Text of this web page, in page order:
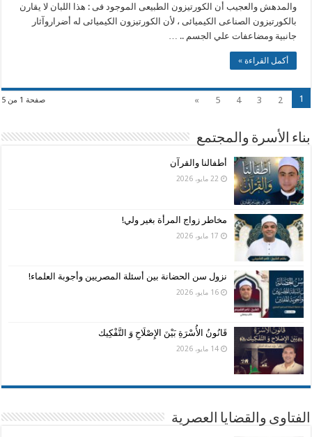
والمدهش والعجيب أن الكورتيزون الطبيعى الموجود فى : هذا اللبان لا يقارن
بالكورتيزون الصناعى الكيميائى ، لأن الكورتيزون الكيميائى له أضراروآثار
جانبية ومضاعفات علي الجسم .. …
أكمل القراءة »
صفحة 1 من 5 1
2
3
4
5
»
بناء الأسرة والمجتمع
أطفالنا والقرآن
22 مايو، 2026
مخاطر زواج المرأة بغير ولي!
17 مايو، 2026
نزول سن الحضانة بين أسئلة المصريين وأجوبة العلماء!
16 مايو، 2026
قَانُونُ الأُسْرَةِ بَيْنَ الإِصْلَاحِ وَ التَّفْكِيك
14 مايو، 2026
الفتاوى والقضايا العصرية